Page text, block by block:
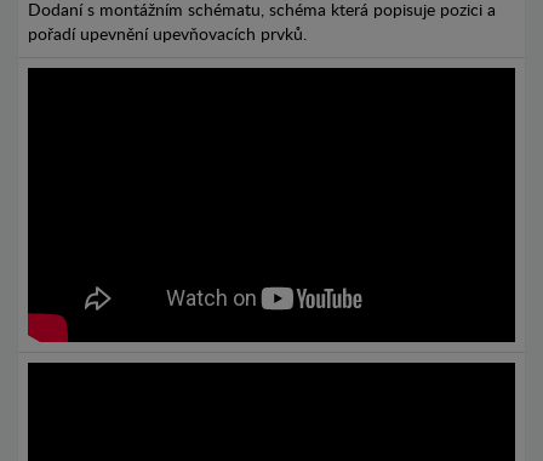
Dodaní s montážním schématu, schéma která popisuje pozici a
pořadí upevnění upevňovacích prvků.